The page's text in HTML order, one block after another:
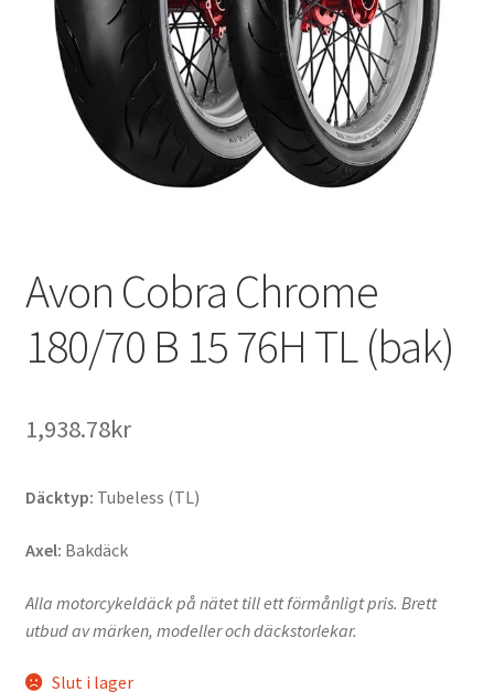
Avon Cobra Chrome
180/70 B 15 76H TL (bak)
1,938.78kr
Däcktyp: Tubeless (TL)
Axel: Bakdäck
Alla motorcykeldäck på nätet till ett förmånligt pris. Brett
utbud av märken, modeller och däckstorlekar.
Slut i lager